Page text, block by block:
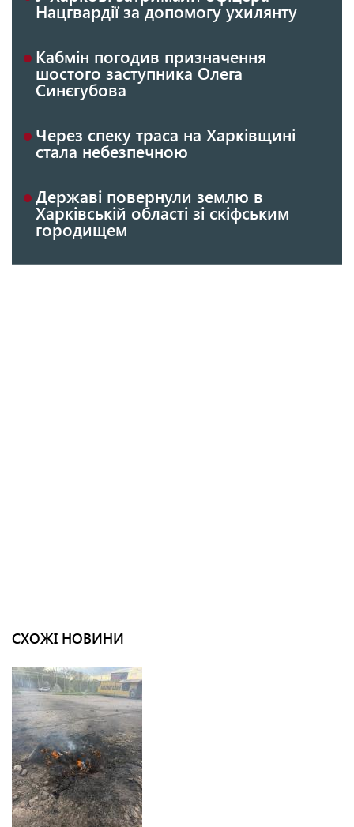
Нацгвардії за допомогу ухилянту
Кабмін погодив призначення
шостого заступника Олега
Синєгубова
Через спеку траса на Харківщині
стала небезпечною
Державі повернули землю в
Харківській області зі скіфським
городищем
СХОЖІ НОВИНИ